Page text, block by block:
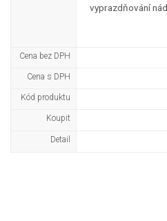
vyprazdňování
Cena bez DPH
Cena s DPH
Kód produktu
Koupit
Detail